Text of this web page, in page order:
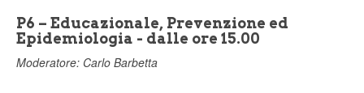
P6 – Educazionale, Prevenzione ed
Epidemiologia - dalle ore 15.00
Moderatore: Carlo Barbetta